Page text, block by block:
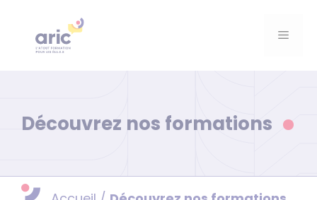
contenu
Menu
Découvrez nos formations